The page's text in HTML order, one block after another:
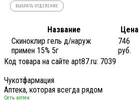
ВЫБРАТЬ ОТДЕЛЕНИЕ
Название Цена
Скиноклир гель д/наруж
примен 15% 5г
746
руб.
Код товара на сайте apt87.ru: 7039
Чукотфармация
Аптека, которая всегда рядом
Сеть аптек